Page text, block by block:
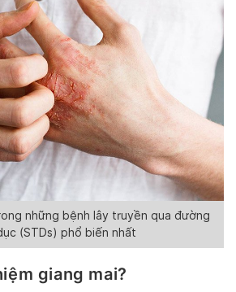
những bệnh lây truyền qua đường
(STDs) phổ biến nhất
giang mai?